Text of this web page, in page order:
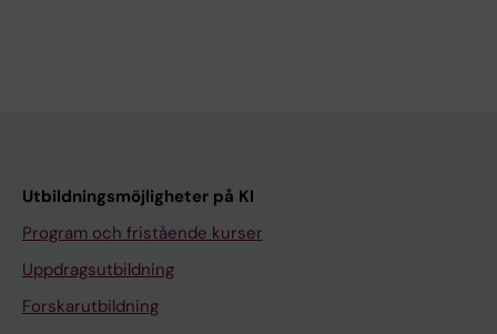
Utbildningsmöjligheter på KI
Program och fristående kurser
Uppdragsutbildning
Forskarutbildning